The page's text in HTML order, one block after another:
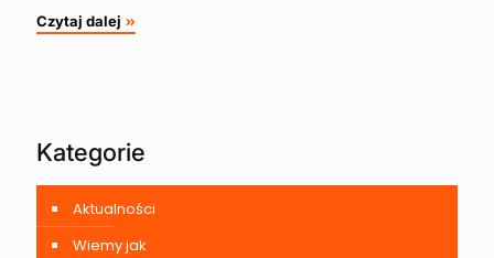
Czytaj dalej
Kategorie
Aktualności
Wiemy jak